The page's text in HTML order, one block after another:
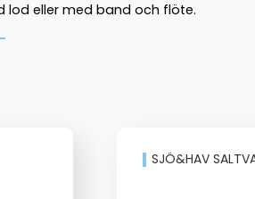
lod eller med band och flöte.
SJÖ&HAV